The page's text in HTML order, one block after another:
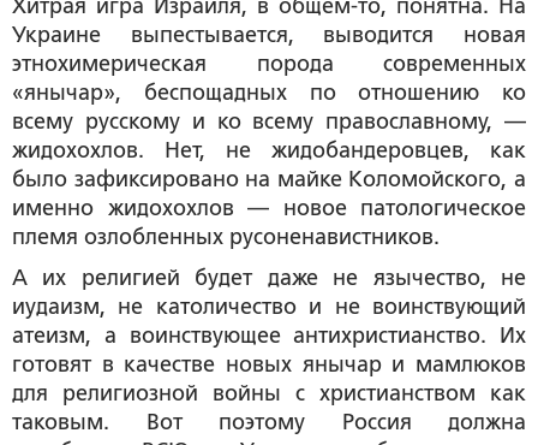
Хитрая игра Израиля, в общем-то, понятна. На
Украине выпестывается, выводится новая
этнохимерическая порода современных
«янычар», беспощадных по отношению ко
всему русскому и ко всему православному, —
жидохохлов. Нет, не жидобандеровцев, как
было зафиксировано на майке Коломойского, а
именно жидохохлов — новое патологическое
племя озлобленных русоненавистников.
А их религией будет даже не язычество, не
иудаизм, не католичество и не воинствующий
атеизм, а воинствующее антихристианство. Их
готовят в качестве новых янычар и мамлюков
для религиозной войны с христианством как
таковым. Вот поэтому Россия должна